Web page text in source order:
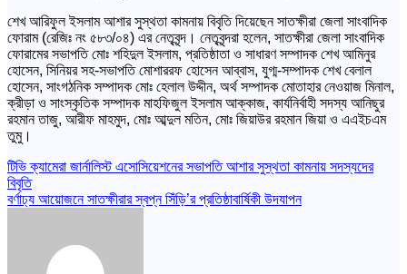
শেখ আরিফুল ইসলাম আশার সুস্থতা কামনায় বিবৃতি দিয়েছেন সাতক্ষীরা জেলা সাংবাদিক
ফোরাম (রেজিঃ নং ৫৮৩/০৪) এর নেতৃবৃন্দ। নেতৃবৃন্দরা হলেন, সাতক্ষীরা জেলা সাংবাদিক
ফোরামের সভাপতি মোঃ শহিদুল ইসলাম, প্রতিষ্ঠাতা ও সাধারণ সম্পাদক শেখ আমিনুর
হোসেন, সিনিয়র সহ-সভাপতি মোশাররফ হোসেন আব্বাস, যুগ্ম-সম্পাদক শেখ বেলাল
হোসেন, সাংগঠনিক সম্পাদক মোঃ হেলাল উদ্দীন, অর্থ সম্পাদক মোতাহার নেওয়াজ মিনাল,
ক্রীড়া ও সাংস্কৃতিক সম্পাদক মাহফিজুল ইসলাম আক্কাজ, কার্যনির্বাহী সদস্য আনিছুর
রহমান তাজু, আরীফ মাহমুদ, মোঃ আব্দুল মতিন, মোঃ জিয়াউর রহমান জিয়া ও এএইচএম
তুমু।
Post
navigation
টিভি ক্যামেরা জার্নালিস্ট এসোসিয়েশনের সভাপতি আশার সুস্থতা কামনায় সদস্যদের
বিবৃতি
বর্ণাঢ্য আয়োজনে সাতক্ষীরার স্বপ্ন সিঁড়ি’র প্রতিষ্ঠাবার্ষিকী উদযাপন